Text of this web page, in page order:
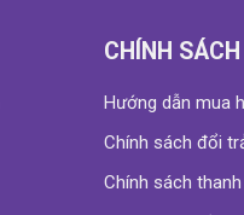
CHÍNH SÁCH
Hướng dẫn mua
Chính sách đổi
Chính sách